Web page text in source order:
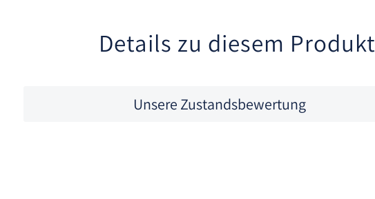
Details zu diesem Produkt
Unsere Zustandsbewertung